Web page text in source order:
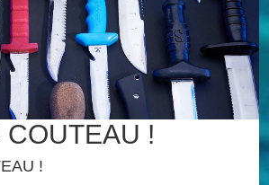
COUTEAU !
!